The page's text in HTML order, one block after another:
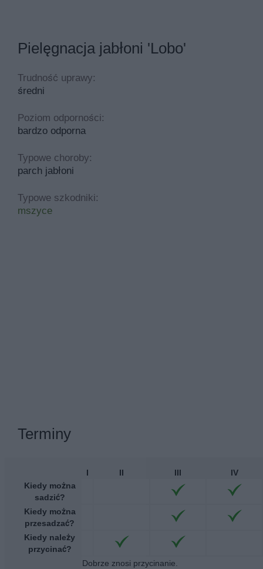
Pielęgnacja jabłoni 'Lobo'
Trudność uprawy:
średni
Poziom odporności:
bardzo odporna
Typowe choroby:
parch jabłoni
Typowe szkodniki:
mszyce
Terminy
I II III
IV
Kiedy można
sadzić?
Kiedy można
przesadzać?
Kiedy należy
przycinać?
Dobrze znosi przycinanie.